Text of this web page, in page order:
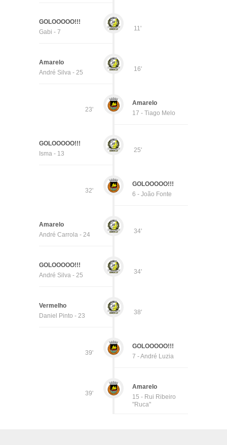
11'
GOLOOOOO!!!
Gabi - 7
16'
Amarelo
André Silva - 25
23'
Amarelo
17 - Tiago Melo
25'
GOLOOOOO!!!
Isma - 13
32'
GOLOOOOO!!!
6 - João Fonte
34'
Amarelo
André Carrola - 24
34'
GOLOOOOO!!!
André Silva - 25
38'
Vermelho
Daniel Pinto - 23
39'
GOLOOOOO!!!
7 - André Luzia
39'
Amarelo
15 - Rui Ribeiro
"Ruca"